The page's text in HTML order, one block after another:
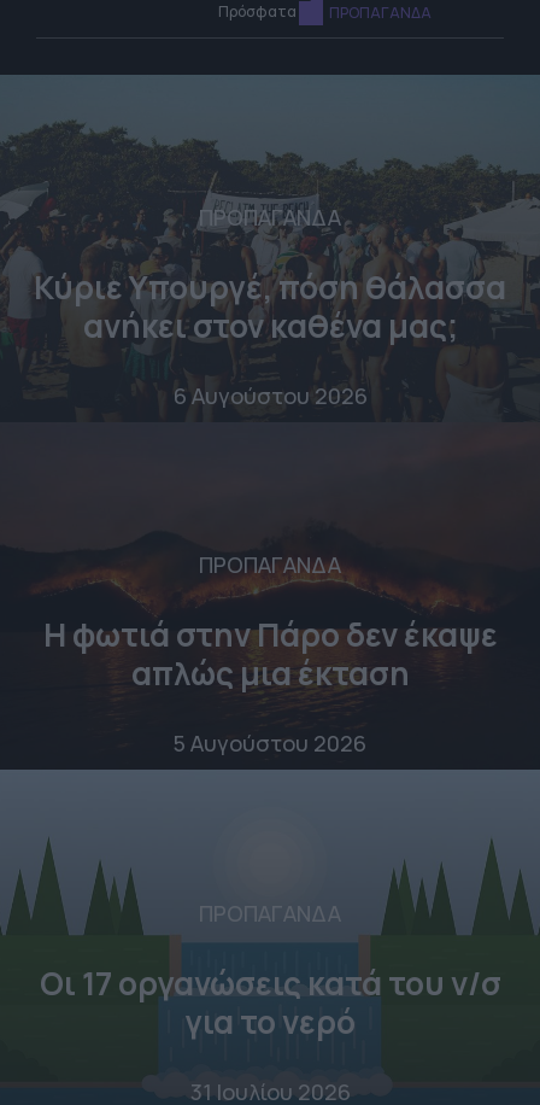
Πρόσφατα ΠΡΟΠΑΓΑΝΔΑ
ΠΡΟΠΑΓΑΝΔΑ
Κύριε Υπουργέ, πόση θάλασσα
ανήκει στον καθένα μας;
6 Αυγούστου 2026
ΠΡΟΠΑΓΑΝΔΑ
Η φωτιά στην Πάρο δεν έκαψε
απλώς μια έκταση
5 Αυγούστου 2026
ΠΡΟΠΑΓΑΝΔΑ
Οι 17 οργανώσεις κατά του ν/σ
για το νερό
31 Ιουλίου 2026